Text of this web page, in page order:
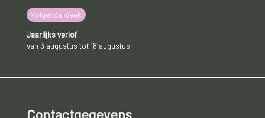
Volgende week
Jaarlijks verlof
van 3 augustus tot 18 augustus
Contactgegevens